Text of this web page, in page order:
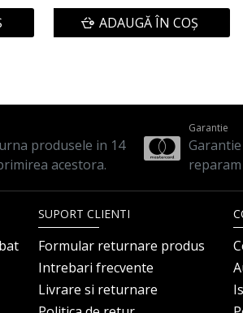
ADAUGĂ ÎN COŞ
produsele in 14
acestora.
Garantie
SUPORT CLIENTI
Formular returnare produs
Intrebari frecvente
Livrare si returnare